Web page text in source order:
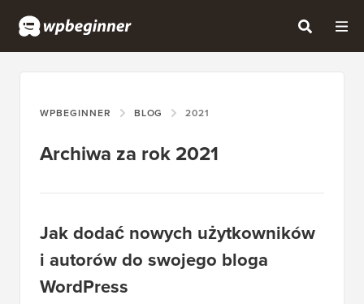
WPBEGINNER BLOG 2021
Archiwa za rok 2021
Jak dodać nowych użytkowników
i autorów do swojego bloga
WordPress